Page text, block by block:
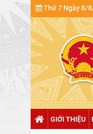
Thứ 7 Ngày 8/
GIỚI THIỆU